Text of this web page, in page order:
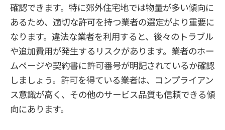
確認できます。特に郊外住宅地では物量が多い傾向に
あるため、適切な許可を持つ業者の選定がより重要に
なります。違法な業者を利用すると、後々のトラブル
や追加費用が発生するリスクがあります。業者のホー
ムページや契約書に許可番号が明記されているか確認
しましょう。許可を得ている業者は、コンプライアン
ス意識が高く、その他のサービス品質も信頼できる傾
向にあります。